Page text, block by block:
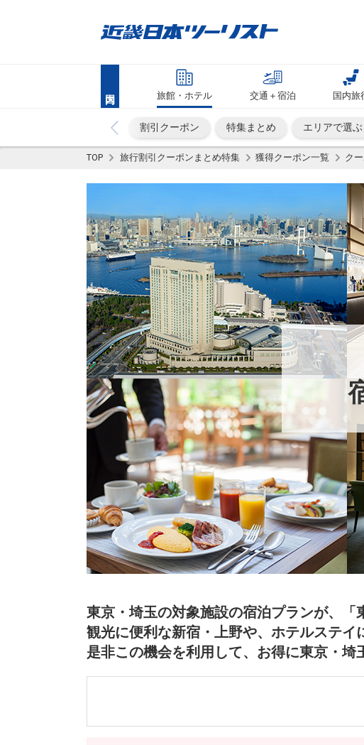
旅館・ホテル 交通＋宿泊 国内旅
割引クーポン 特集まとめ エリアで選ぶ
TOP 旅行割引クーポンまとめ特集 獲得クーポン一覧 ク
東京・埼玉の対象施設の宿泊プランが、「
観光に便利な新宿・上野や、ホテルステイ
是非この機会を利用して、お得に東京・埼